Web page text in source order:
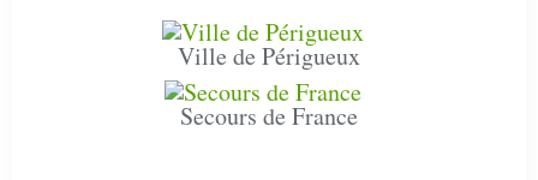
Ville de Périgueux
Secours de France